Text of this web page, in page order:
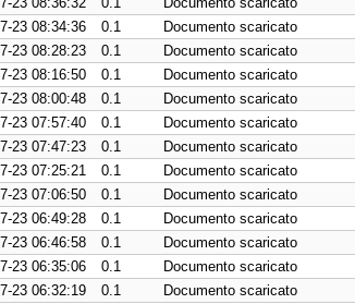
23 08:34:36 0.1
Documento scaricato
23 08:28:23 0.1
Documento scaricato
23 08:16:50 0.1
Documento scaricato
23 08:00:48 0.1
Documento scaricato
23 07:57:40 0.1
Documento scaricato
23 07:47:23 0.1
Documento scaricato
23 07:25:21 0.1
Documento scaricato
23 07:06:50 0.1
Documento scaricato
23 06:49:28 0.1
Documento scaricato
23 06:46:58 0.1
Documento scaricato
23 06:35:06 0.1
Documento scaricato
23 06:32:19 0.1
Documento scaricato